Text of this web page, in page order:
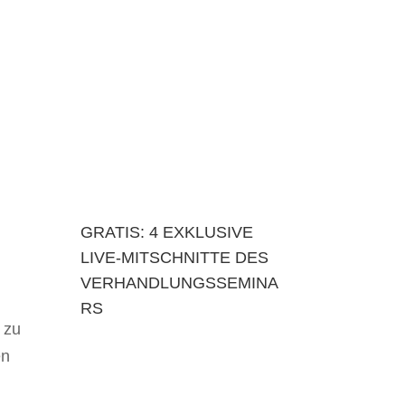
GRATIS: 4 EXKLUSIVE
LIVE-MITSCHNITTE DES
VERHANDLUNGSSEMINA
RS